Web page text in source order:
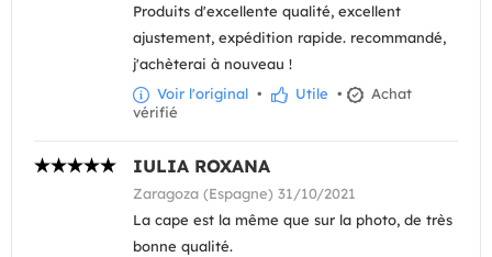
Produits d'excellente qualité, excellent
ajustement, expédition rapide. recommandé,
j'achèterai à nouveau !
Voir l'original • Utile •
Achat
vérifié
IULIA ROXANA
Zaragoza (Espagne) 31/10/2021
La cape est la même que sur la photo, de très
bonne qualité.